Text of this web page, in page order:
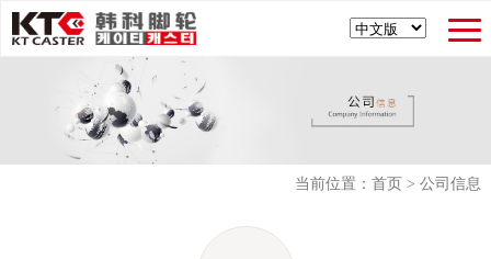
当前位置：首页 >公司信息